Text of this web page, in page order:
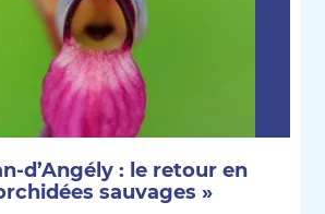
d’Angély : le retour en
sauvages »